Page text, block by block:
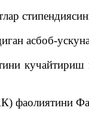
асбоб-
кучайтириш
фаолиятини